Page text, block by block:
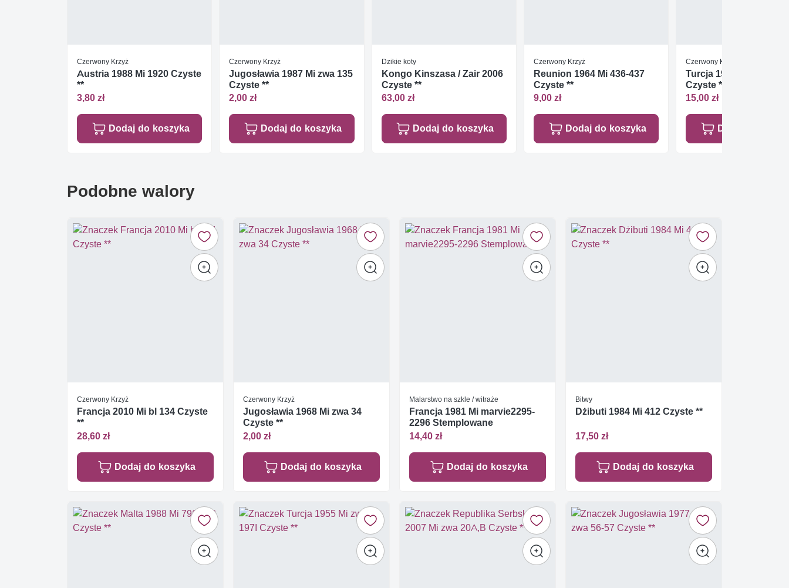
Czerwony Krzyż
Austria 1988 Mi 1920 Czyste
**
3,80 zł
Dodaj do koszyka
Czerwony Krzyż
Jugosławia 1987 Mi zwa 135
Czyste **
2,00 zł
Dodaj do koszyka
Dzikie koty
Kongo Kinszasa / Zair 2006
Czyste **
63,00 zł
Dodaj do koszyka
Czerwony Krzyż
Reunion 1964 Mi 436-437
Czyste **
9,00 zł
Dodaj do koszyka
Czerwony Krzyż
Turcja 1953 Mi
Czyste **
15,00 zł
Dodaj do
Podobne walory
Czerwony Krzyż
Francja 2010 Mi bl 134 Czyste
**
28,60 zł
Dodaj do koszyka
Czerwony Krzyż
Jugosławia 1968 Mi zwa 34
Czyste **
2,00 zł
Dodaj do koszyka
Malarstwo na szkle / witraże
Francja 1981 Mi marvie2295-
2296 Stemplowane
14,40 zł
Dodaj do koszyka
Bitwy
Dżibuti 1984 Mi 412 Czyste **
17,50 zł
Dodaj do koszyka